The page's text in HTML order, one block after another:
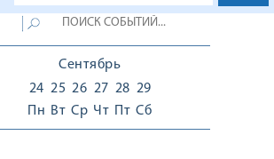
Сентябрь
24
Пн
25
Вт
26
Ср
27
Чт
28
Пт
29
Сб